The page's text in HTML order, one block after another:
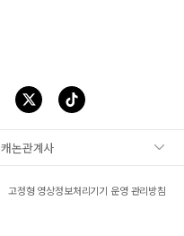
사이트맵
캐논관계사
고정형 영상정보처리기기 운영 관리방침